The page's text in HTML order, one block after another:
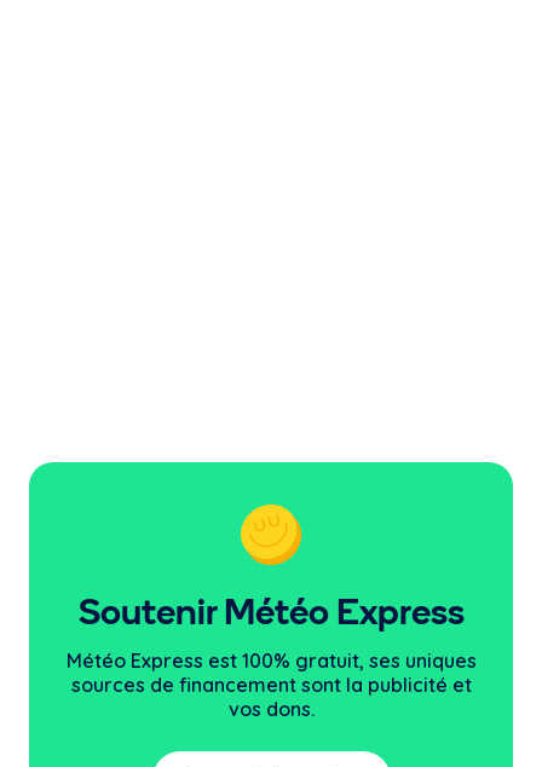
Soutenir Météo Express
Météo Express est 100% gratuit, ses uniques
sources de financement sont la publicité et
vos dons.